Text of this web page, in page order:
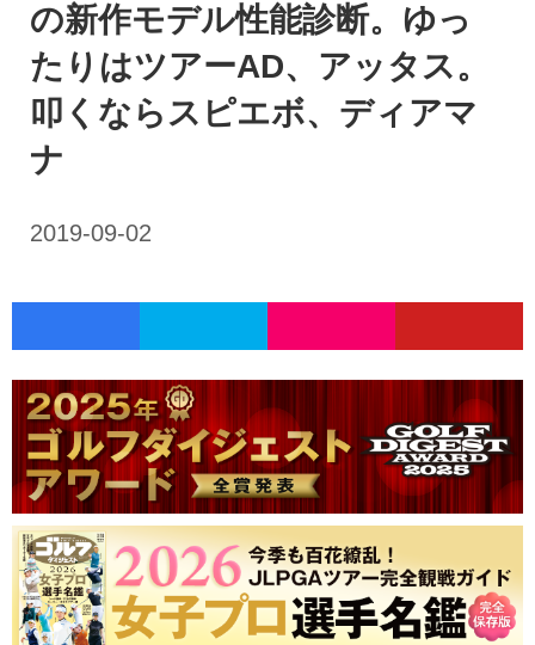
の新作モデル性能診断。ゆっ
たりはツアーAD、アッタス。
叩くならスピエボ、ディアマ
ナ